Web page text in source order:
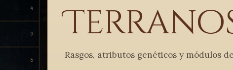
4
9
6 Rasgos, atributos genéticos y módulos